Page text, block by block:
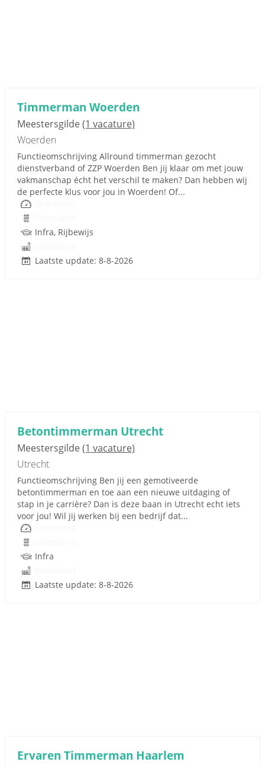
Timmerman Woerden
Meestersgilde(1 vacature)
Woerden
Functieomschrijving Allround timmerman gezocht
dienstverband of ZZP Woerden Ben jij klaar om met jouw
vakmanschap écht het verschil te maken? Dan hebben wij
de perfecte klus voor jou in Woerden! Of...
Infra, Rijbewijs
Laatste update: 8-8-2026
Betontimmerman Utrecht
Meestersgilde(1 vacature)
Utrecht
Functieomschrijving Ben jij een gemotiveerde
betontimmerman en toe aan een nieuwe uitdaging of
stap in je carrière? Dan is deze baan in Utrecht echt iets
voor jou! Wil jij werken bij een bedrijf dat...
Infra
Laatste update: 8-8-2026
Ervaren Timmerman Haarlem